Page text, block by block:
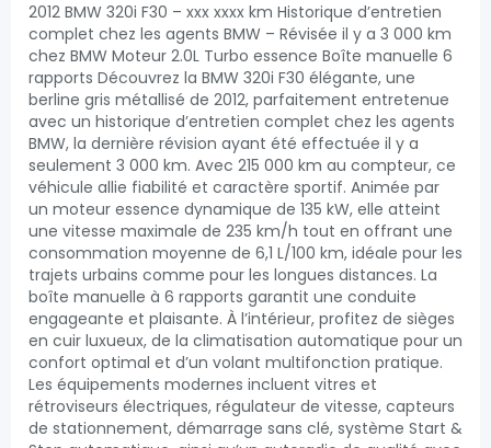
2012 BMW 320i F30 – xxx xxxx km Historique d’entretien
complet chez les agents BMW – Révisée il y a 3 000 km
chez BMW Moteur 2.0L Turbo essence Boîte manuelle 6
rapports Découvrez la BMW 320i F30 élégante, une
berline gris métallisé de 2012, parfaitement entretenue
avec un historique d’entretien complet chez les agents
BMW, la dernière révision ayant été effectuée il y a
seulement 3 000 km. Avec 215 000 km au compteur, ce
véhicule allie fiabilité et caractère sportif. Animée par
un moteur essence dynamique de 135 kW, elle atteint
une vitesse maximale de 235 km/h tout en offrant une
consommation moyenne de 6,1 L/100 km, idéale pour les
trajets urbains comme pour les longues distances. La
boîte manuelle à 6 rapports garantit une conduite
engageante et plaisante. À l’intérieur, profitez de sièges
en cuir luxueux, de la climatisation automatique pour un
confort optimal et d’un volant multifonction pratique.
Les équipements modernes incluent vitres et
rétroviseurs électriques, régulateur de vitesse, capteurs
de stationnement, démarrage sans clé, système Start &